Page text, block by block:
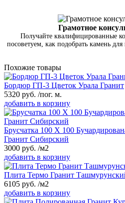
Грамотное
Получайте квалифицированные
посоветуем, как подобрать камень
Похожие товары
Бордюр ГП-3 Цветок Урала Гранит
5320 руб. /пог. м.
добавить в корзину
Брусчатка 100 Х 100
Гранит Сибирский
3000 руб. /м2
добавить в корзину
Плита Термо Гранит
6105 руб. /м2
добавить в корзину